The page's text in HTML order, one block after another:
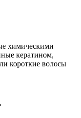
химическими
кератином,
короткие волосы